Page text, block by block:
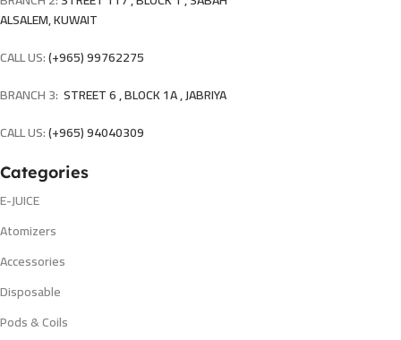
ALSALEM, KUWAIT
CALL US:(+965) 99762275
BRANCH 3: STREET 6 , BLOCK 1A , JABRIYA
CALL US:(+965) 94040309
Categories
E-JUICE
Atomizers
Accessories
Disposable
Pods & Coils